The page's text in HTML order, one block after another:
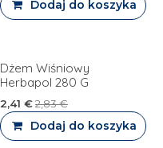
Dodaj do koszyka
Dżem Wiśniowy
Herbapol 280 G
2,41 €2,83€
Dodaj do koszyka